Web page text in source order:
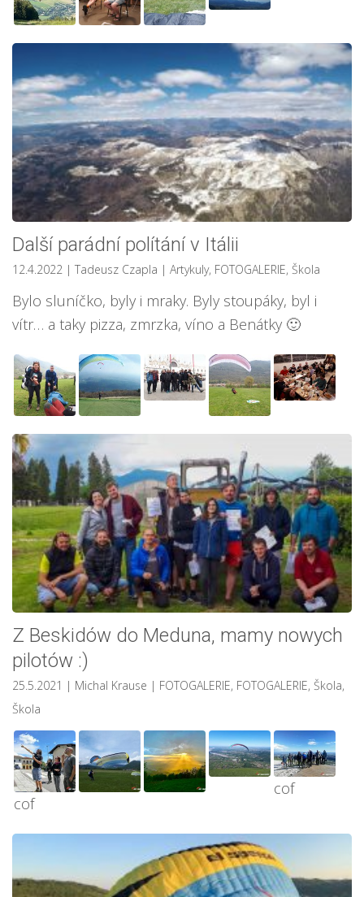
Další parádní polítání v Itálii
12.4.2022 | Tadeusz Czapla | Artykuly, FOTOGALERIE, Škola
Bylo sluníčko, byly i mraky. Byly stoupáky, byl i
vítr… a taky pizza, zmrzka, víno a Benátky 🙂
Z Beskidów do Meduna, mamy nowych
pilotów :)
25.5.2021 | Michal Krause | FOTOGALERIE, FOTOGALERIE, Škola,
Škola
cof
cof